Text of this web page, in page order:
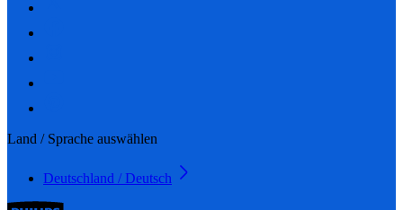
Land / Sprache auswählen
Deutschland / Deutsch